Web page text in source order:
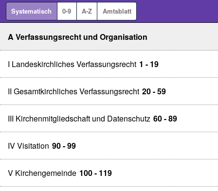
Systematisch 0-9 A-Z Amtsblatt
A Verfassungsrecht und Organisation
I Landeskirchliches Verfassungsrecht 1 - 19
II Gesamtkirchliches Verfassungsrecht 20 - 59
III Kirchenmitgliedschaft und Datenschutz 60 - 89
IV Visitation 90 - 99
V Kirchengemeinde 100 - 119